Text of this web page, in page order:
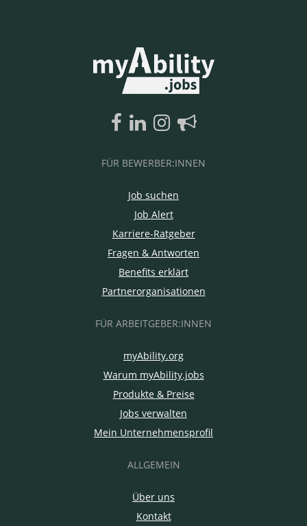
FÜR BEWERBER:INNEN
Job suchen
Job Alert
Karriere-Ratgeber
Fragen & Antworten
Benefits erklärt
Partnerorganisationen
FÜR ARBEITGEBER:INNEN
myAbility.org
Warum myAbility.jobs
Produkte & Preise
Jobs verwalten
Mein Unternehmensprofil
ALLGEMEIN
Über uns
Kontakt